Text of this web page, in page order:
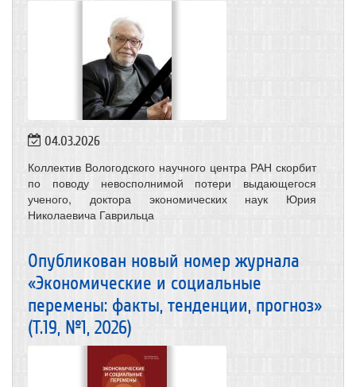
04.03.2026
Коллектив Вологодского научного центра РАН скорбит
по поводу невосполнимой потери выдающегося
ученого, доктора экономических наук Юрия
Николаевича Гаврильца
Опубликован новый номер журнала
«Экономические и социальные
перемены: факты, тенденции, прогноз»
(Т.19, №1, 2026)